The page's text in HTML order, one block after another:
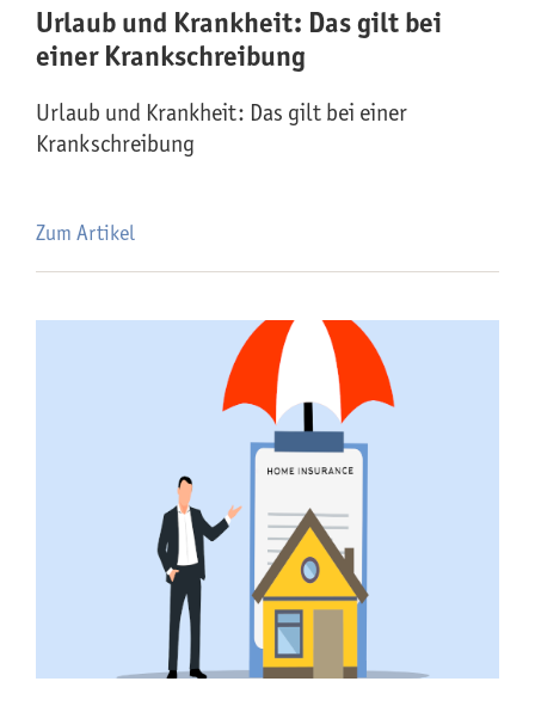
Urlaub und Krankheit: Das gilt bei
einer Krankschreibung
Urlaub und Krankheit: Das gilt bei einer
Krankschreibung
Zum Artikel